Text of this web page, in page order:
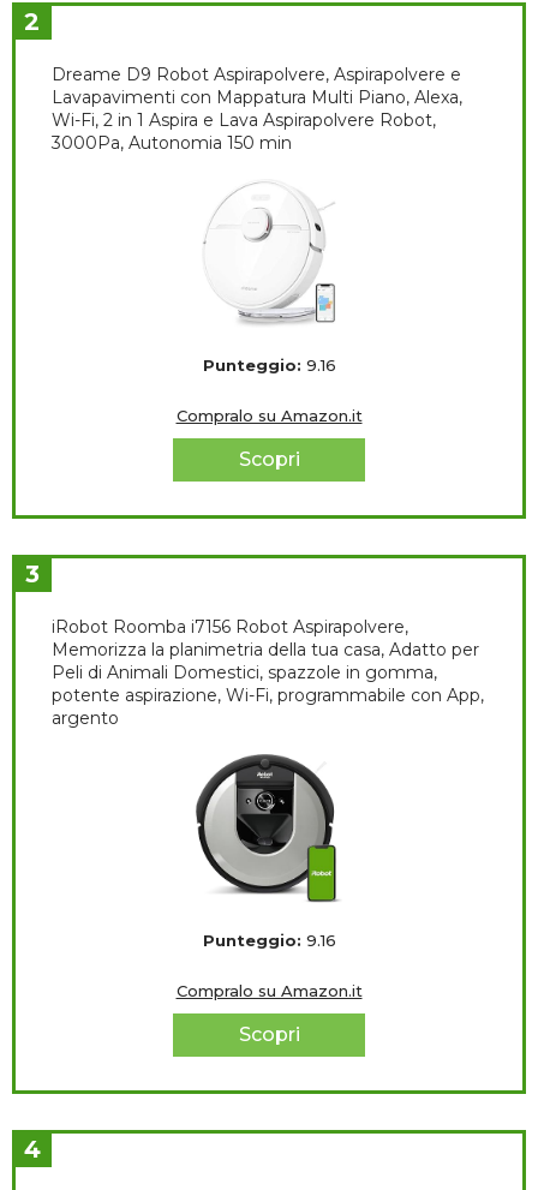
2
Dreame D9 Robot Aspirapolvere, Aspirapolvere e
Lavapavimenti con Mappatura Multi Piano, Alexa,
Wi-Fi, 2 in 1 Aspira e Lava Aspirapolvere Robot,
3000Pa, Autonomia 150 min
Punteggio: 9.16
Compralo su Amazon.it
Scopri
3
iRobot Roomba i7156 Robot Aspirapolvere,
Memorizza la planimetria della tua casa, Adatto per
Peli di Animali Domestici, spazzole in gomma,
potente aspirazione, Wi-Fi, programmabile con App,
argento
Punteggio: 9.16
Compralo su Amazon.it
Scopri
4